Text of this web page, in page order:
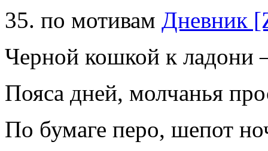
35. по мотивам Дневник
Черной кошкой к ладони
Пояса дней, молчанья
По бумаге перо, шепот